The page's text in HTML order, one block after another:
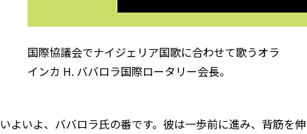
国際協議会でナイジェリア国歌に合わせて歌うオラ
インカ H. ババロラ国際ロータリー会長。
いよいよ、ババロラ氏の番です。彼は一歩前に進み、背筋を伸